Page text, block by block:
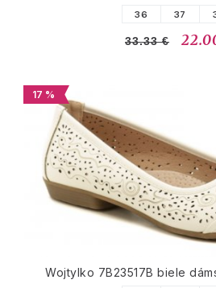
36 37
33.33 €
17 %
Wojtylko 7B23517B biele